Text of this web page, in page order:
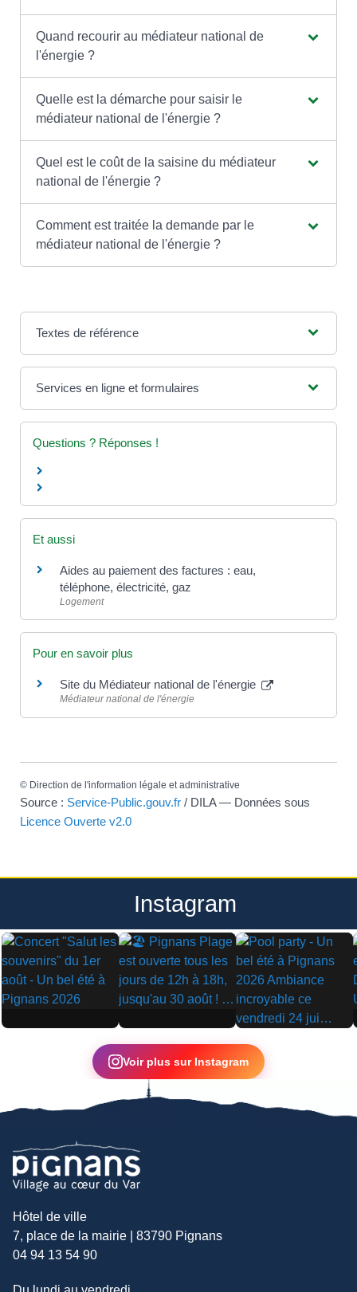
Quand recourir au médiateur national de
l'énergie ?
Quelle est la démarche pour saisir le
médiateur national de l'énergie ?
Quel est le coût de la saisine du médiateur
national de l'énergie ?
Comment est traitée la demande par le
médiateur national de l'énergie ?
Textes de référence
Services en ligne et formulaires
Questions ? Réponses !
Et aussi
Aides au paiement des factures : eau,
téléphone, électricité, gaz
Logement
Pour en savoir plus
Site du Médiateur national de l'énergie
Médiateur national de l'énergie
© Direction de l'information légale et administrative
Source : Service-Public.gouv.fr / DILA — Données sous
Licence Ouverte v2.0
Instagram
▶ ▶
▶
Voir plus sur Instagram
Hôtel de ville
7, place de la mairie | 83790 Pignans
04 94 13 54 90